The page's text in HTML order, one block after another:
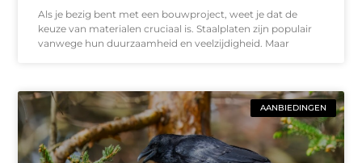
Als je bezig bent met een bouwproject, weet je dat de
keuze van materialen cruciaal is. Staalplaten zijn populair
vanwege hun duurzaamheid en veelzijdigheid. Maar
AANBIEDINGEN